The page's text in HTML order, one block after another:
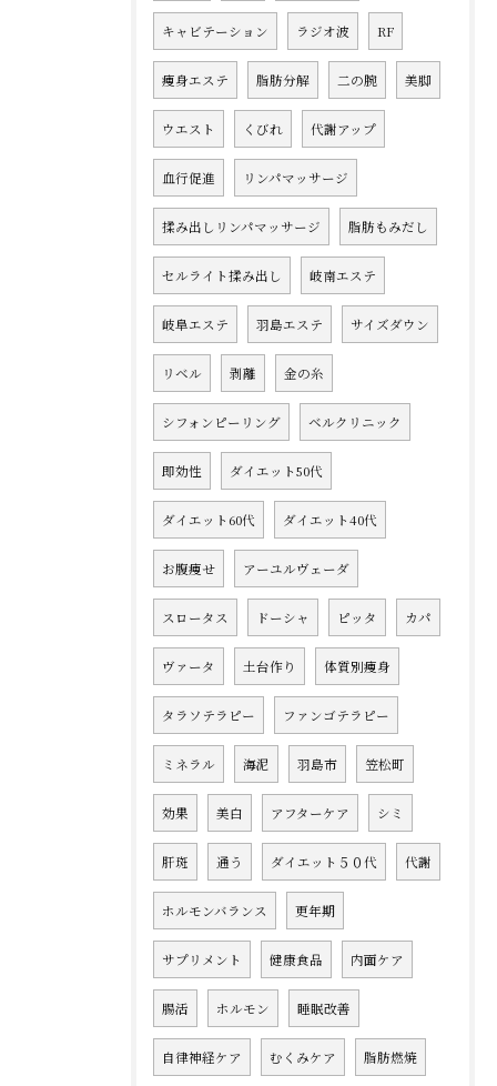
キャビテーション ラジオ波 RF
痩身エステ 脂肪分解 二の腕 美脚
ウエスト くびれ 代謝アップ
血行促進 リンパマッサージ
揉み出しリンパマッサージ 脂肪もみだし
セルライト揉み出し 岐南エステ
岐阜エステ 羽島エステ サイズダウン
リベル 剥離 金の糸
シフォンピーリング ベルクリニック
即効性 ダイエット50代
ダイエット60代 ダイエット40代
お腹痩せ アーユルヴェーダ
スロータス ドーシャ ピッタ カパ
ヴァータ 土台作り 体質別痩身
タラソテラピー ファンゴテラピー
ミネラル 海泥 羽島市 笠松町
効果 美白 アフターケア シミ
肝斑 通う ダイエット５０代 代謝
ホルモンバランス 更年期
サプリメント 健康食品 内面ケア
腸活 ホルモン 睡眠改善
自律神経ケア むくみケア 脂肪燃焼